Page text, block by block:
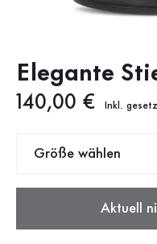
Elegante
Neuer Preis
140,00 € Inkl.
Größe wählen
Aktuell